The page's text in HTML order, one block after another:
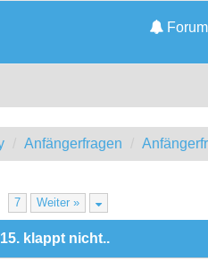
Forum
Anfängerfragen
7 Weiter »
klappt nicht..